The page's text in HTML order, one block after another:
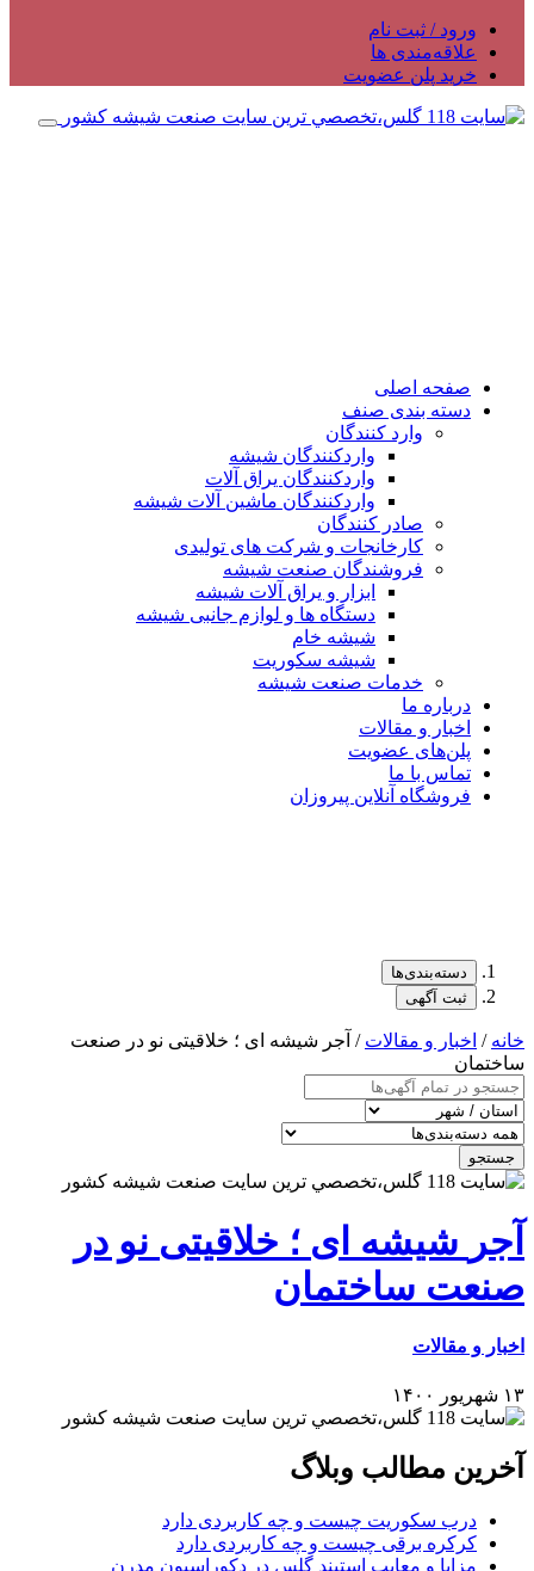
ورود / ثبت نام
علاقه‌مندی ها
خرید پلن عضویت
صفحه اصلی
دسته بندی صنف
وارد کنندگان
واردکنندگان شیشه
واردکنندگان یراق آلات
واردکنندگان ماشین آلات شیشه
صادر کنندگان
کارخانجات و شرکت های تولیدی
فروشندگان صنعت شیشه
ابزار و یراق آلات شیشه
دستگاه ها و لوازم جانبی شیشه
شیشه خام
شیشه سکوریت
خدمات صنعت شیشه
درباره ما
اخبار و مقالات
پلن‌های عضویت
تماس با ما
فروشگاه آنلاین پیروزان
دسته‌بندی‌ها
ثبت آگهی
خانه / اخبار و مقالات
/ آجر‎ شیشه ‎ای ؛ خلاقیتی نو در صنعت
ساختمان
جستجو
آجر‎ شیشه ‎ای ؛ خلاقیتی نو در
صنعت ساختمان
اخبار و مقالات
۱۳ شهریور ۱۴۰۰
آخرین مطالب وبلاگ
درب سکوریت چیست و چه کاربردی دارد
کرکره برقی چیست و چه کاربردی دارد
مزایا و معایب استیند گلس در دکوراسیون مدرن